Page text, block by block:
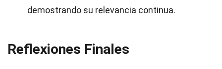
demostrando su relevancia continua.
Reflexiones Finales